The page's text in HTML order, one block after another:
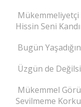
Mükemmeliyetçi
Hissin Seni
Bugün
Üzgün de
Mükemmel
Sevilmeme